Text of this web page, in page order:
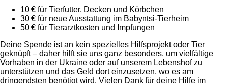
10 € für Tierfutter, Decken und Körbchen
30 € für neue Ausstattung im Babyntsi-Tierheim
50 € für Tierarztkosten und Impfungen
Deine Spende ist an kein spezielles Hilfsprojekt oder Tier
geknüpft – daher hilft sie uns ganz besonders, um vielfältige
Vorhaben in der Ukraine oder auf unserem Lebenshof zu
unterstützen und das Geld dort einzusetzen, wo es am
dringendsten benötigt wird. Vielen Dank für deine Hilfe im